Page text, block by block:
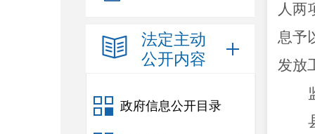
法定主动
公开内容
政府信息公开目录
人两
息予
发放